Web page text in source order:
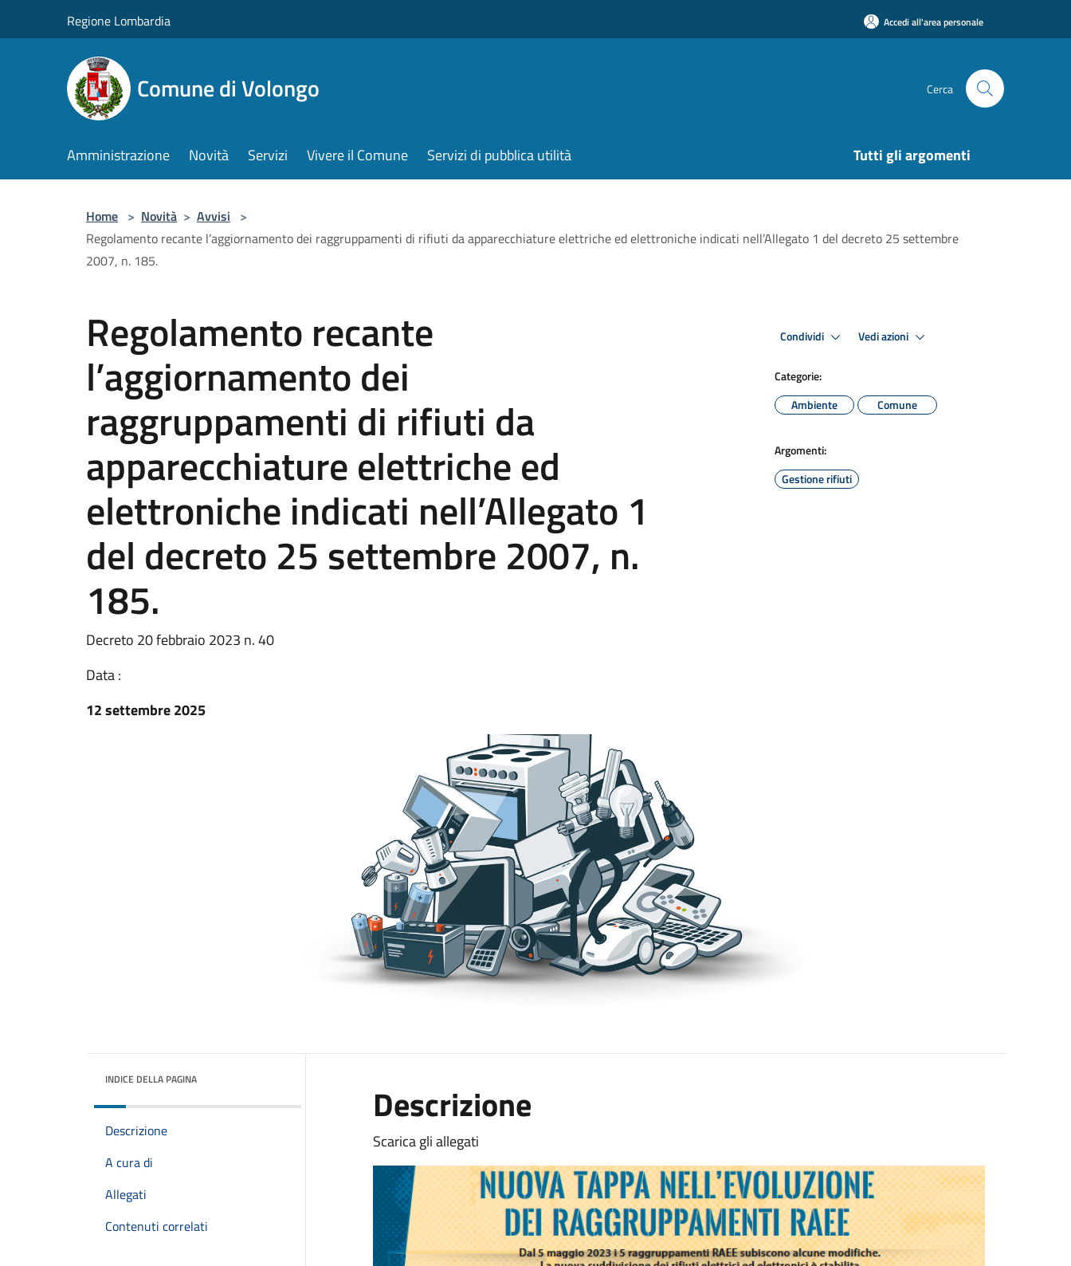
Regione Lombardia Accedi all'area personale
Comune di Volongo Cerca
Amministrazione Novità Servizi Vivere il Comune Servizi di pubblica utilità Tutti gli argomenti
Home > Novità > Avvisi >
Regolamento recante l’aggiornamento dei raggruppamenti di rifiuti da apparecchiature elettriche ed elettroniche indicati nell’Allegato 1 del decreto 25 settembre
2007, n. 185.
Regolamento recante
l’aggiornamento dei
raggruppamenti di rifiuti da
apparecchiature elettriche ed
elettroniche indicati nell’Allegato 1
del decreto 25 settembre 2007, n.
185.
Decreto 20 febbraio 2023 n. 40
Data :
12 settembre 2025
Condividi Vedi azioni
Categorie:
Ambiente
Comune
Argomenti:
Gestione rifiuti
INDICE DELLA PAGINA
Descrizione
A cura di
Allegati
Contenuti correlati
Descrizione
Scarica gli allegati